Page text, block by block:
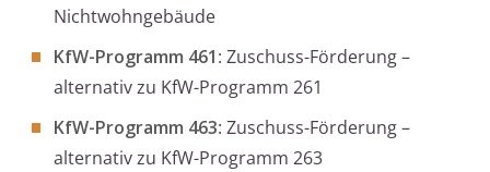
Nichtwohngebäude
KfW-Programm 461: Zuschuss-Förderung –
alternativ zu KfW-Programm 261
KfW-Programm 463: Zuschuss-Förderung –
alternativ zu KfW-Programm 263